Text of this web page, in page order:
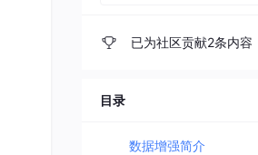
已为社区贡献2条内容
目录
数据增强简介